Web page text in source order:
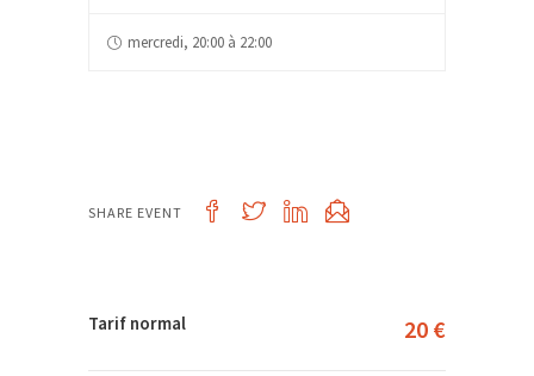
mercredi, 20:00 à 22:00
SHARE EVENT
Tarif normal 20 €